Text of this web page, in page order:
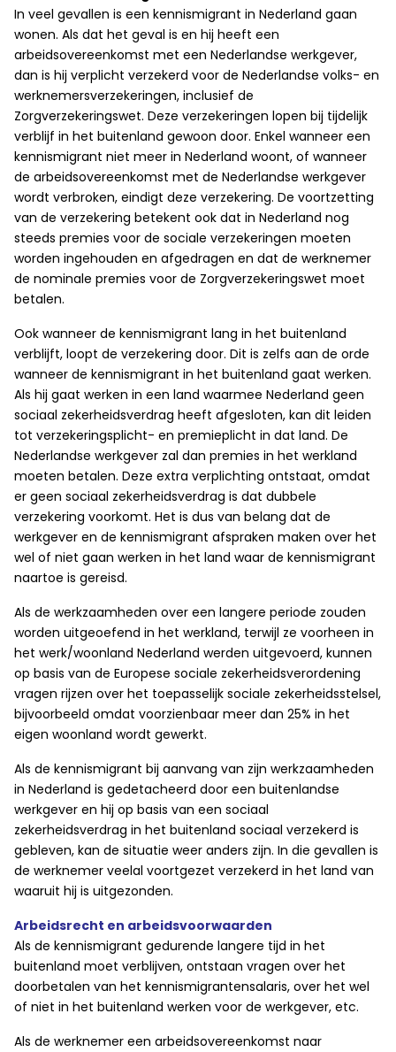
In veel gevallen is een kennismigrant in Nederland gaan
wonen. Als dat het geval is en hij heeft een
arbeidsovereenkomst met een Nederlandse werkgever,
dan is hij verplicht verzekerd voor de Nederlandse volks- en
werknemersverzekeringen, inclusief de
Zorgverzekeringswet. Deze verzekeringen lopen bij tijdelijk
verblijf in het buitenland gewoon door. Enkel wanneer een
kennismigrant niet meer in Nederland woont, of wanneer
de arbeidsovereenkomst met de Nederlandse werkgever
wordt verbroken, eindigt deze verzekering. De voortzetting
van de verzekering betekent ook dat in Nederland nog
steeds premies voor de sociale verzekeringen moeten
worden ingehouden en afgedragen en dat de werknemer
de nominale premies voor de Zorgverzekeringswet moet
betalen.
Ook wanneer de kennismigrant lang in het buitenland
verblijft, loopt de verzekering door. Dit is zelfs aan de orde
wanneer de kennismigrant in het buitenland gaat werken.
Als hij gaat werken in een land waarmee Nederland geen
sociaal zekerheidsverdrag heeft afgesloten, kan dit leiden
tot verzekeringsplicht- en premieplicht in dat land. De
Nederlandse werkgever zal dan premies in het werkland
moeten betalen. Deze extra verplichting ontstaat, omdat
er geen sociaal zekerheidsverdrag is dat dubbele
verzekering voorkomt. Het is dus van belang dat de
werkgever en de kennismigrant afspraken maken over het
wel of niet gaan werken in het land waar de kennismigrant
naartoe is gereisd.
Als de werkzaamheden over een langere periode zouden
worden uitgeoefend in het werkland, terwijl ze voorheen in
het werk/woonland Nederland werden uitgevoerd, kunnen
op basis van de Europese sociale zekerheidsverordening
vragen rijzen over het toepasselijk sociale zekerheidsstelsel,
bijvoorbeeld omdat voorzienbaar meer dan 25% in het
eigen woonland wordt gewerkt.
Als de kennismigrant bij aanvang van zijn werkzaamheden
in Nederland is gedetacheerd door een buitenlandse
werkgever en hij op basis van een sociaal
zekerheidsverdrag in het buitenland sociaal verzekerd is
gebleven, kan de situatie weer anders zijn. In die gevallen is
de werknemer veelal voortgezet verzekerd in het land van
waaruit hij is uitgezonden.
Arbeidsrecht en arbeidsvoorwaarden
Als de kennismigrant gedurende langere tijd in het
buitenland moet verblijven, ontstaan vragen over het
doorbetalen van het kennismigrantensalaris, over het wel
of niet in het buitenland werken voor de werkgever, etc.
Als de werknemer een arbeidsovereenkomst naar